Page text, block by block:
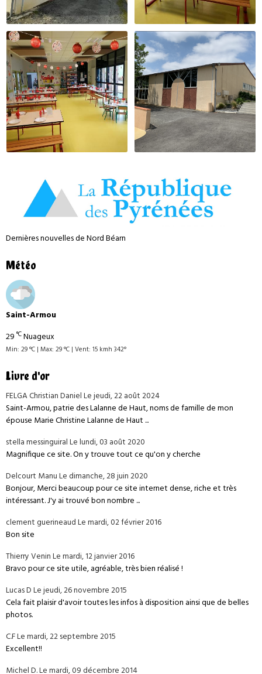
Dernières nouvelles de Nord Béarn
Météo
Saint-Armou
29 °CNuageux
Min: 29 °C | Max: 29 °C | Vent: 15 kmh 342°
Livre d'or
FELGA Christian DanielLe jeudi, 22 août 2024
Saint-Armou, patrie des Lalanne de Haut, noms de famille de mon
épouse Marie Christine Lalanne de Haut ...
stella messinguiralLe lundi, 03 août 2020
Magnifique ce site. On y trouve tout ce qu'on y cherche
Delcourt ManuLe dimanche, 28 juin 2020
Bonjour, Merci beaucoup pour ce site internet dense, riche et très
intéressant. J'y ai trouvé bon nombre ...
clement guerineaudLe mardi, 02 février 2016
Bon site
Thierry VeninLe mardi, 12 janvier 2016
Bravo pour ce site utile, agréable, très bien réalisé !
Lucas DLe jeudi, 26 novembre 2015
Cela fait plaisir d'avoir toutes les infos à disposition ainsi que de belles
photos.
C.FLe mardi, 22 septembre 2015
Excellent!!
Michel D.Le mardi, 09 décembre 2014